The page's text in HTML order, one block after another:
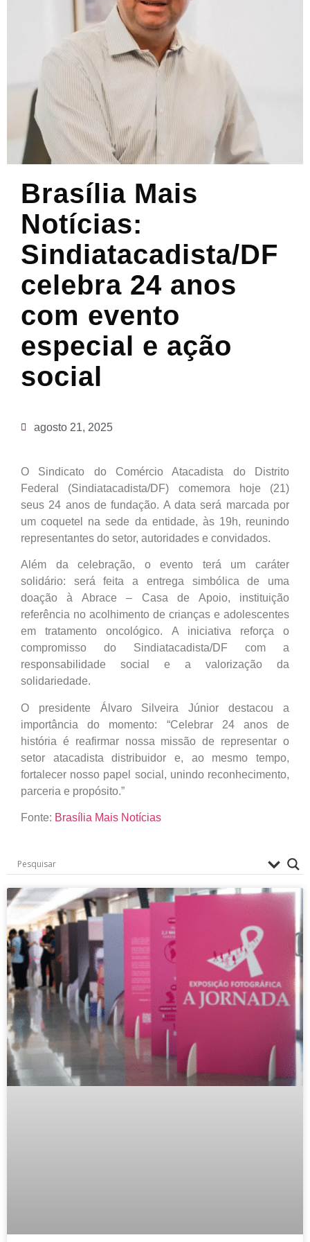
Brasília Mais
Notícias:
Sindiatacadista/DF
celebra 24 anos
com evento
especial e ação
social
agosto 21, 2025
O Sindicato do Comércio Atacadista do Distrito
Federal (Sindiatacadista/DF) comemora hoje (21)
seus 24 anos de fundação. A data será marcada por
um coquetel na sede da entidade, às 19h, reunindo
representantes do setor, autoridades e convidados.
Além da celebração, o evento terá um caráter
solidário: será feita a entrega simbólica de uma
doação à Abrace – Casa de Apoio, instituição
referência no acolhimento de crianças e adolescentes
em tratamento oncológico. A iniciativa reforça o
compromisso do Sindiatacadista/DF com a
responsabilidade social e a valorização da
solidariedade.
O presidente Álvaro Silveira Júnior destacou a
importância do momento: “Celebrar 24 anos de
história é reafirmar nossa missão de representar o
setor atacadista distribuidor e, ao mesmo tempo,
fortalecer nosso papel social, unindo reconhecimento,
parceria e propósito.”
Fonte: Brasília Mais Notícias